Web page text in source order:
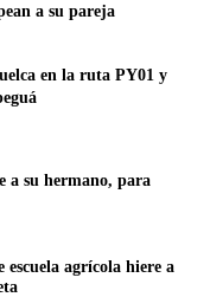
a su pareja
en la ruta PY01 y
a su hermano, para
agrícola hiere a